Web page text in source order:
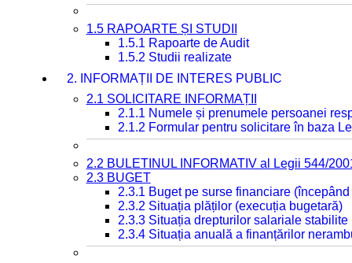
1.5 RAPOARTE ȘI STUDII
1.5.1 Rapoarte de Audit
1.5.2 Studii realizate
2. INFORMAȚII DE INTERES PUBLIC
2.1 SOLICITARE INFORMAȚII
2.1.1 Numele și prenumele persoanei
2.1.2 Formular pentru solicitare în baza
2.2 BULETINUL INFORMATIV al Legii 544/
2.3 BUGET
2.3.1 Buget pe surse financiare
2.3.2 Situația plăților (execuția bugetară)
2.3.3 Situația drepturilor salariale
2.3.4 Situația anuală a finanțărilor